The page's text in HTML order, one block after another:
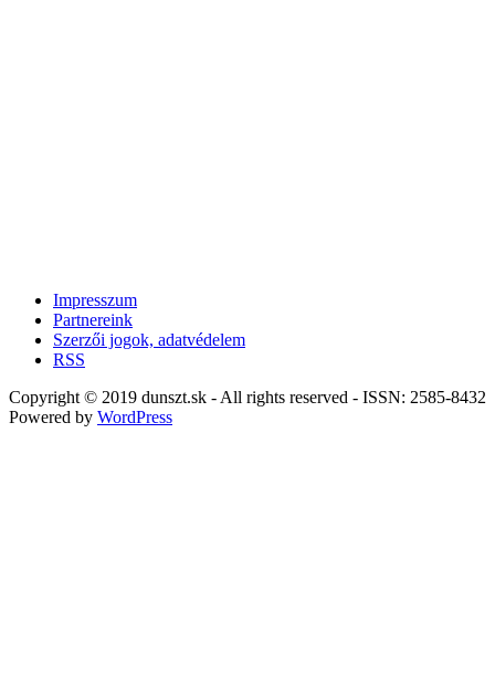
Impresszum
Partnereink
Szerzői jogok, adatvédelem
RSS
Copyright © 2019 dunszt.sk - All rights reserved - ISSN: 2585-8432
Powered by WordPress